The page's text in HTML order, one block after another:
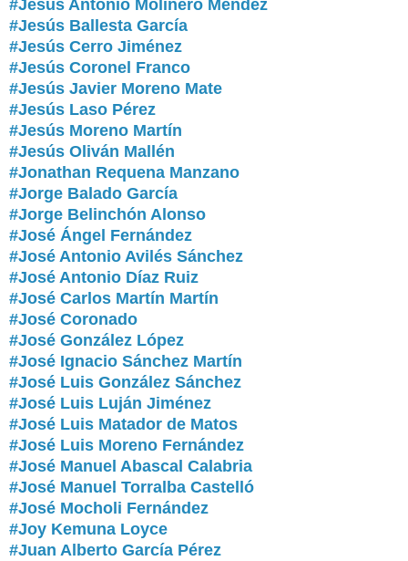
#Jesús Antonio Molinero Méndez
#Jesús Ballesta García
#Jesús Cerro Jiménez
#Jesús Coronel Franco
#Jesús Javier Moreno Mate
#Jesús Laso Pérez
#Jesús Moreno Martín
#Jesús Oliván Mallén
#Jonathan Requena Manzano
#Jorge Balado García
#Jorge Belinchón Alonso
#José Ángel Fernández
#José Antonio Avilés Sánchez
#José Antonio Díaz Ruiz
#José Carlos Martín Martín
#José Coronado
#José González López
#José Ignacio Sánchez Martín
#José Luis González Sánchez
#José Luis Luján Jiménez
#José Luis Matador de Matos
#José Luis Moreno Fernández
#José Manuel Abascal Calabria
#José Manuel Torralba Castelló
#José Mocholi Fernández
#Joy Kemuna Loyce
#Juan Alberto García Pérez